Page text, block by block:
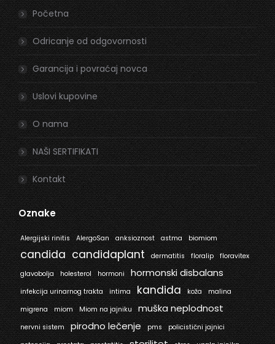
in
new
window
in
new
window
Početna
Odricanje od odgovornosti
Garancija i povraćaj novca
Uslovi kupovine
O nama
NAŠI SERTIFIKATI
Kontakt
Oznake
Alergijski rinitis AlergoSan anksioznost astma biomiom
candida candidaplant dermatitis floralip
floravitex
glavobolja
holesterol hormoni hormonski disbalans
infekcija urinarnog trakta intima kandida koža
malina
migrena
miom Miom na jajniku muška neplodnost
nervni sistem pirodno lečenje pms
policistični jajnici